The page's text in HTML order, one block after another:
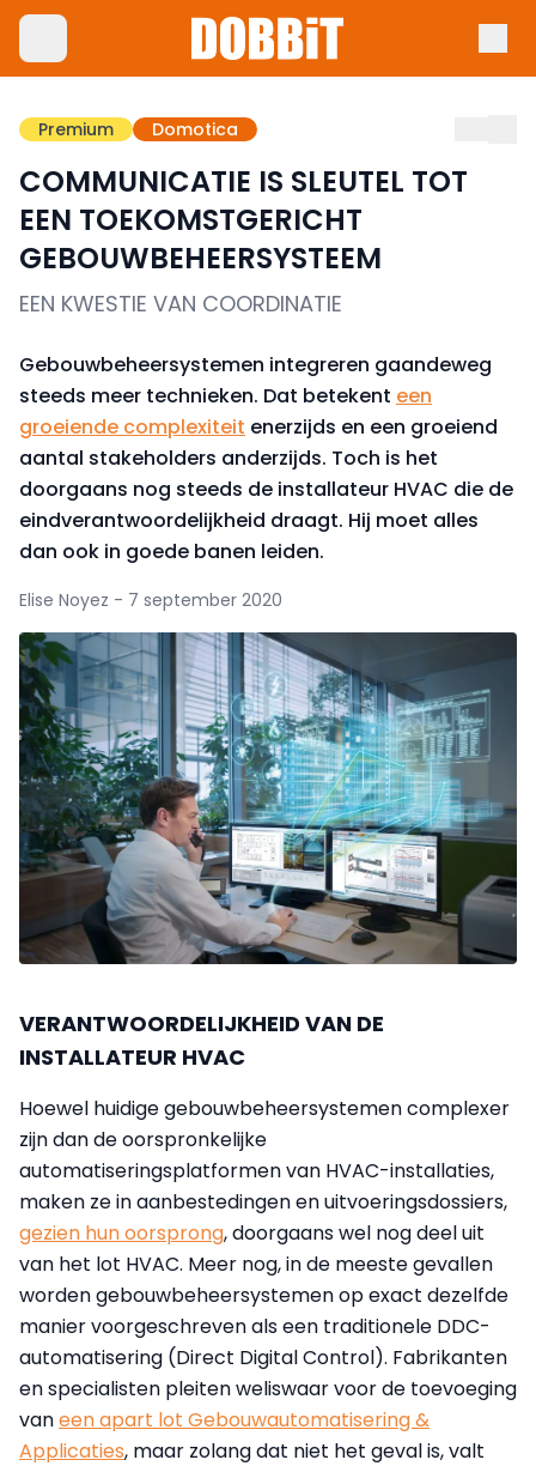
Premium Domotica
COMMUNICATIE IS SLEUTEL TOT
EEN TOEKOMSTGERICHT
GEBOUWBEHEERSYSTEEM
EEN KWESTIE VAN COORDINATIE
Gebouwbeheersystemen integreren gaandeweg
steeds meer technieken. Dat betekent een
groeiende complexiteit enerzijds en een groeiend
aantal stakeholders anderzijds. Toch is het
doorgaans nog steeds de installateur HVAC die de
eindverantwoordelijkheid draagt. Hij moet alles
dan ook in goede banen leiden.
Elise Noyez - 7 september 2020
VERANTWOORDELIJKHEID VAN DE
INSTALLATEUR HVAC
Hoewel huidige gebouwbeheersystemen complexer
zijn dan de oorspronkelijke
automatiseringsplatformen van HVAC-installaties,
maken ze in aanbestedingen en uitvoeringsdossiers,
gezien hun oorsprong, doorgaans wel nog deel uit
van het lot HVAC. Meer nog, in de meeste gevallen
worden gebouwbeheersystemen op exact dezelfde
manier voorgeschreven als een traditionele DDC-
automatisering (Direct Digital Control). Fabrikanten
en specialisten pleiten weliswaar voor de toevoeging
vaneen apart lot Gebouwautomatisering &
Applicaties, maar zolang dat niet het geval is, valt